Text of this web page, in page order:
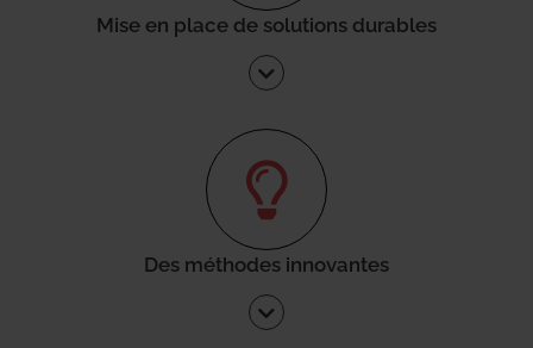
Mise en place de solutions durables
Des méthodes innovantes